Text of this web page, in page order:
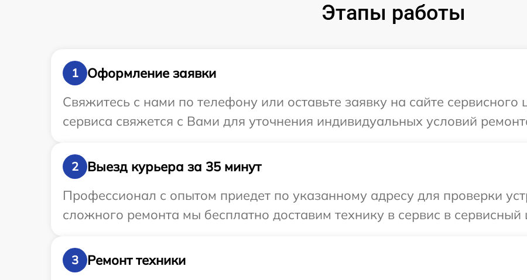
Этапы работы
1
Оформление заявки
Свяжитесь с нами по телефону или оставьте заявку на сайте сервисного
сервиса свяжется с Вами для уточнения индивидуальных условий
2
Выезд курьера за 35 минут
Профессионал с опытом приедет по указанному адресу для проверки
сложного ремонта мы бесплатно доставим технику в сервис в сервисный
3
Ремонт техники